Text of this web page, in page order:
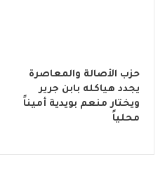
حزب الأصالة والمعاصرة
يجدد هياكله بابن جرير
ويختار منعم بويدية أميناً
محلياً